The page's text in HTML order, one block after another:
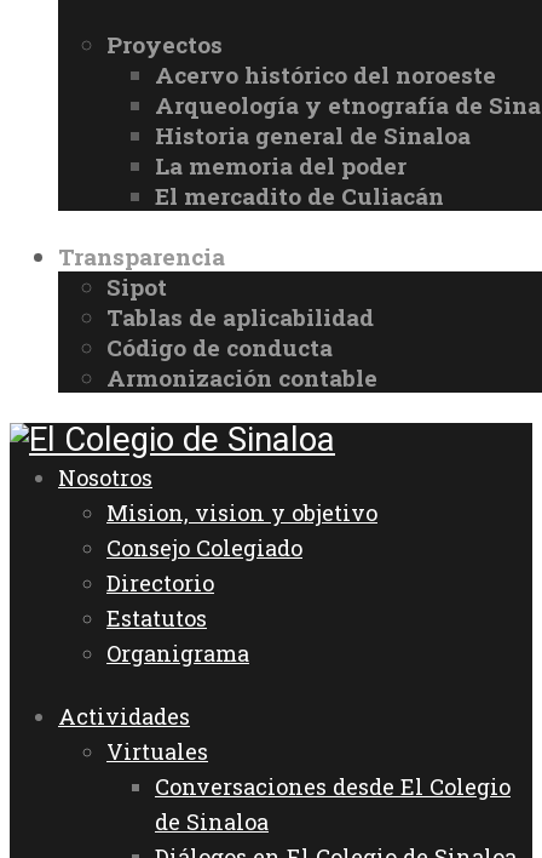
Proyectos
Acervo histórico del noroeste
Arqueología y etnografía de
Historia general de Sinaloa
La memoria del poder
El mercadito de Culiacán
Transparencia
Sipot
Tablas de aplicabilidad
Código de conducta
Armonización contable
Nosotros
Mision, vision y objetivo
Consejo Colegiado
Directorio
Estatutos
Organigrama
Actividades
Virtuales
Conversaciones desde El Colegio
de Sinaloa